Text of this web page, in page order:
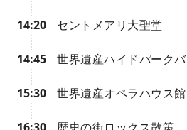
14:20 セントメアリ大聖堂
14:45 世界遺産ハイドパーク
15:30 世界遺産オペラハウス